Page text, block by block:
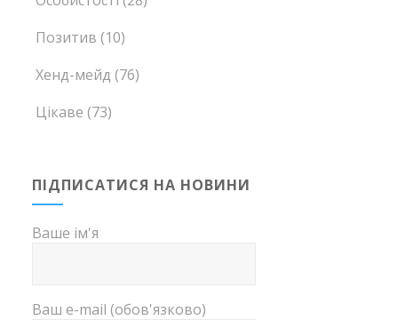
Позитив (10)
Хенд-мейд (76)
Цікаве (73)
ПІДПИСАТИСЯ НА НОВИНИ
Ваше ім'я
Ваш e-mail (обов'язково)